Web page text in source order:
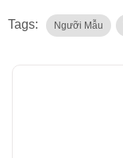
Tags: Ngưỡi Mẫu